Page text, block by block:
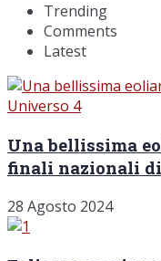
Trending
Comments
Latest
Una bellissima
finali nazionali
28 Agosto 2024